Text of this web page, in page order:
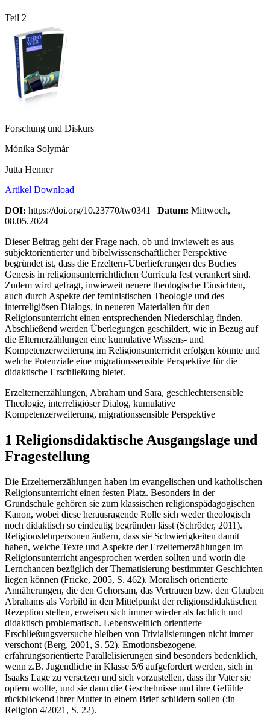
Teil 2
Forschung und Diskurs
Mónika Solymár
Jutta Henner
Artikel Download
DOI: https://doi.org/10.23770/tw0341 | Datum: Mittwoch,
08.05.2024
Dieser Beitrag geht der Frage nach, ob und inwieweit es aus
subjektorientierter und bibelwissenschaftlicher Perspektive
begründet ist, dass die Erzeltern-Überlieferungen des Buches
Genesis in religionsunterrichtlichen Curricula fest verankert sind.
Zudem wird gefragt, inwieweit neuere theologische Einsichten,
auch durch Aspekte der feministischen Theologie und des
interreligiösen Dialogs, in neueren Materialien für den
Religionsunterricht einen entsprechenden Niederschlag finden.
Abschließend werden Überlegungen geschildert, wie in Bezug auf
die Elternerzählungen eine kumulative Wissens- und
Kompetenzerweiterung im Religionsunterricht erfolgen könnte und
welche Potenziale eine migrationssensible Perspektive für die
didaktische Erschließung bietet.
Erzelternerzählungen, Abraham und Sara, geschlechtersensible
Theologie, interreligiöser Dialog, kumulative
Kompetenzerweiterung, migrationssensible Perspektive
1 Religionsdidaktische Ausgangslage und
Fragestellung
Die Erzelternerzählungen haben im evangelischen und katholischen
Religionsunterricht einen festen Platz. Besonders in der
Grundschule gehören sie zum klassischen religionspädagogischen
Kanon, wobei diese herausragende Rolle sich weder theologisch
noch didaktisch so eindeutig begründen lässt (Schröder, 2011).
Religionslehrpersonen äußern, dass sie Schwierigkeiten damit
haben, welche Texte und Aspekte der Erzelternerzählungen im
Religionsunterricht angesprochen werden sollten und worin die
Lernchancen bezüglich der Thematisierung bestimmter Geschichten
liegen können (Fricke, 2005, S. 462). Moralisch orientierte
Annäherungen, die den Gehorsam, das Vertrauen bzw. den Glauben
Abrahams als Vorbild in den Mittelpunkt der religionsdidaktischen
Rezeption stellen, erweisen sich immer wieder als fachlich und
didaktisch problematisch. Lebensweltlich orientierte
Erschließungsversuche bleiben von Trivialisierungen nicht immer
verschont (Berg, 2001, S. 52). Emotionsbezogene,
erfahrungsorientierte Parallelisierungen sind besonders bedenklich,
wenn z.B. Jugendliche in Klasse 5/6 aufgefordert werden, sich in
Isaaks Lage zu versetzen und sich vorzustellen, dass ihr Vater sie
opfern wollte, und sie dann die Geschehnisse und ihre Gefühle
rückblickend ihrer Mutter in einem Brief schildern sollen (:in
Religion 4/2021, S. 22).